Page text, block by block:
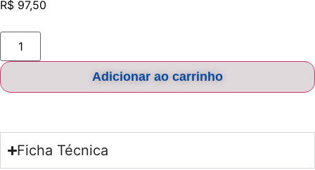
R$ 97,50
Adicionar ao carrinho
Ficha Técnica